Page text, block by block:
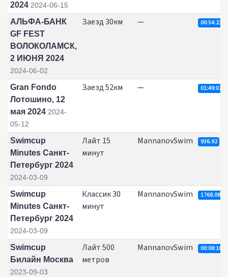
2024 2024-06-15
АЛЬФА-БАНК
GF FEST
ВОЛОКОЛАМСК,
2 ИЮНЯ 2024
2024-06-02
Заезд 30км —
Gran Fondo
Лотошино, 12
мая 2024 2024-
05-12
Заезд 52км —
Swimcup
Minutes Санкт-
Петербург 2024
2024-03-09
Лайт 15
минут
MannanovSwim 936.92
Swimcup
Minutes Санкт-
Петербург 2024
2024-03-09
Классик 30
минут
MannanovSwim 1768.08
Swimcup
Билайн Москва
2023-09-03
Лайт 500
метров
MannanovSwim